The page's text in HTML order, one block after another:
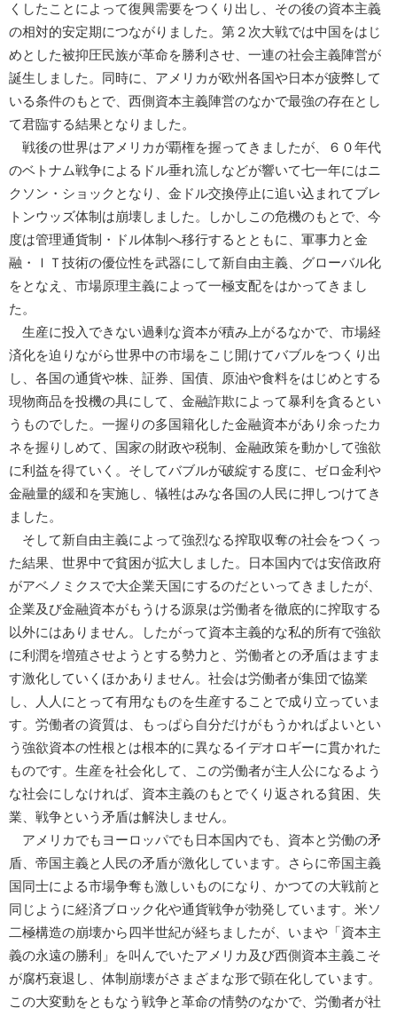
くしたことによって復興需要をつくり出し、その後の資本主義
の相対的安定期につながりました。第２次大戦では中国をはじ
めとした被抑圧民族が革命を勝利させ、一連の社会主義陣営が
誕生しました。同時に、アメリカが欧州各国や日本が疲弊して
いる条件のもとで、西側資本主義陣営のなかで最強の存在とし
て君臨する結果となりました。
戦後の世界はアメリカが覇権を握ってきましたが、６０年代
のベトナム戦争によるドル垂れ流しなどが響いて七一年にはニ
クソン・ショックとなり、金ドル交換停止に追い込まれてブレ
トンウッズ体制は崩壊しました。しかしこの危機のもとで、今
度は管理通貨制・ドル体制へ移行するとともに、軍事力と金
融・ＩＴ技術の優位性を武器にして新自由主義、グローバル化
をとなえ、市場原理主義によって一極支配をはかってきまし
た。
生産に投入できない過剰な資本が積み上がるなかで、市場経
済化を迫りながら世界中の市場をこじ開けてバブルをつくり出
し、各国の通貨や株、証券、国債、原油や食料をはじめとする
現物商品を投機の具にして、金融詐欺によって暴利を貪るとい
うものでした。一握りの多国籍化した金融資本があり余ったカ
ネを握りしめて、国家の財政や税制、金融政策を動かして強欲
に利益を得ていく。そしてバブルが破綻する度に、ゼロ金利や
金融量的緩和を実施し、犠牲はみな各国の人民に押しつけてき
ました。
そして新自由主義によって強烈なる搾取収奪の社会をつくっ
た結果、世界中で貧困が拡大しました。日本国内では安倍政府
がアベノミクスで大企業天国にするのだといってきましたが、
企業及び金融資本がもうける源泉は労働者を徹底的に搾取する
以外にはありません。したがって資本主義的な私的所有で強欲
に利潤を増殖させようとする勢力と、労働者との矛盾はますま
す激化していくほかありません。社会は労働者が集団で協業
し、人人にとって有用なものを生産することで成り立っていま
す。労働者の資質は、もっぱら自分だけがもうかればよいとい
う強欲資本の性根とは根本的に異なるイデオロギーに貫かれた
ものです。生産を社会化して、この労働者が主人公になるよう
な社会にしなければ、資本主義のもとでくり返される貧困、失
業、戦争という矛盾は解決しません。
アメリカでもヨーロッパでも日本国内でも、資本と労働の矛
盾、帝国主義と人民の矛盾が激化しています。さらに帝国主義
国同士による市場争奪も激しいものになり、かつての大戦前と
同じように経済ブロック化や通貨戦争が勃発しています。米ソ
二極構造の崩壊から四半世紀が経ちましたが、いまや「資本主
義の永遠の勝利」を叫んでいたアメリカ及び西側資本主義こそ
が腐朽衰退し、体制崩壊がさまざまな形で顕在化しています。
この大変動をともなう戦争と革命の情勢のなかで、労働者が社